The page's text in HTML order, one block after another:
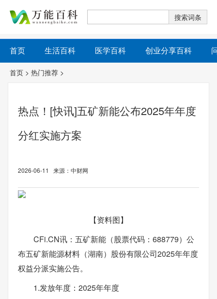
首页 生活百科 医学百科 创业分享百科
首页 > 热门推荐 >
热点！[快讯]五矿新能公布2025年年度
分红实施方案
2026-06-11 来源：中财网
【资料图】
CFi.CN讯：五矿新能（股票代码：688779）公
布五矿新能源材料（湖南）股份有限公司2025年年度
权益分派实施公告。
1.发放年度：2025年年度